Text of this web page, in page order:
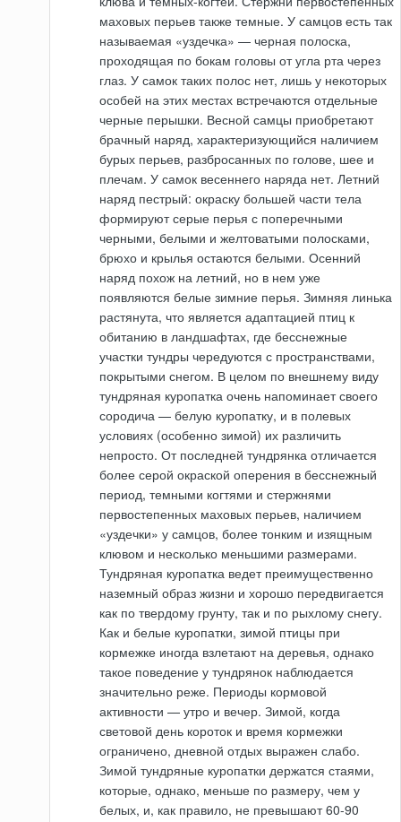
маховых перьев также темные. У самцов есть так
называемая «уздечка» — черная полоска,
проходящая по бокам головы от угла рта через
глаз. У самок таких полос нет, лишь у некоторых
особей на этих местах встречаются отдельные
черные перышки. Весной самцы приобретают
брачный наряд, характеризующийся наличием
бурых перьев, разбросанных по голове, шее и
плечам. У самок весеннего наряда нет. Летний
наряд пестрый: окраску большей части тела
формируют серые перья с поперечными
черными, белыми и желтоватыми полосками,
брюхо и крылья остаются белыми. Осенний
наряд похож на летний, но в нем уже
появляются белые зимние перья. Зимняя линька
растянута, что является адаптацией птиц к
обитанию в ландшафтах, где бесснежные
участки тундры чередуются с пространствами,
покрытыми снегом. В целом по внешнему виду
тундряная куропатка очень напоминает своего
сородича — белую куропатку, и в полевых
условиях (особенно зимой) их различить
непросто. От последней тундрянка отличается
более серой окраской оперения в бесснежный
период, темными когтями и стержнями
первостепенных маховых перьев, наличием
«уздечки» у самцов, более тонким и изящным
клювом и несколько меньшими размерами.
Тундряная куропатка ведет преимущественно
наземный образ жизни и хорошо передвигается
как по твердому грунту, так и по рыхлому снегу.
Как и белые куропатки, зимой птицы при
кормежке иногда взлетают на деревья, однако
такое поведение у тундрянок наблюдается
значительно реже. Периоды кормовой
активности — утро и вечер. Зимой, когда
световой день короток и время кормежки
ограничено, дневной отдых выражен слабо.
Зимой тундряные куропатки держатся стаями,
которые, однако, меньше по размеру, чем у
белых, и, как правило, не превышают 60-90